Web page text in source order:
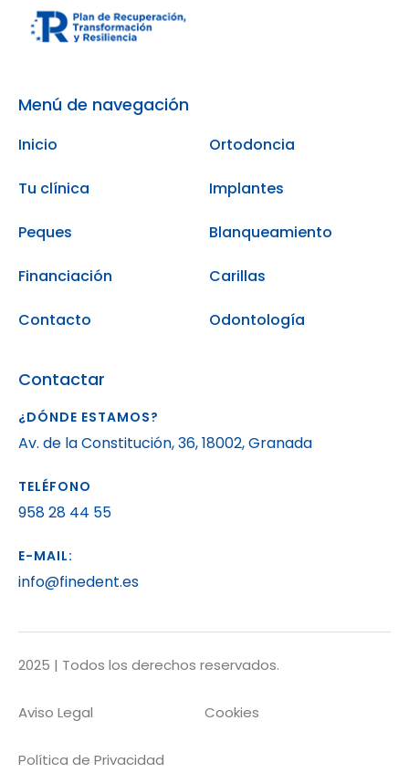
Menú de navegación
Inicio
Tu clínica
Peques
Financiación
Contacto
Ortodoncia
Implantes
Blanqueamiento
Carillas
Odontología
Contactar
¿DÓNDE ESTAMOS?
Av. de la Constitución, 36, 18002, Granada
TELÉFONO
958 28 44 55
E-MAIL:
info@finedent.es
2025 | Todos los derechos reservados.
Aviso Legal Cookies
Política de Privacidad